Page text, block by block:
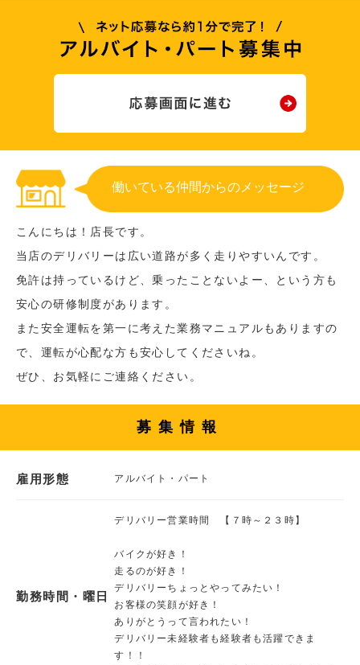
働いている仲間からのメッセージ
こんにちは！店長です。
当店のデリバリーは広い道路が多く走りやすいんです。
免許は持っているけど、乗ったことないよー、という方も
安心の研修制度があります。
また安全運転を第一に考えた業務マニュアルもありますの
で、運転が心配な方も安心してくださいね。
ぜひ、お気軽にご連絡ください。
募集情報
雇用形態 アルバイト・パート
勤務時間・曜日
デリバリー営業時間 【７時～２３時】
バイクが好き！
走るのが好き！
デリバリーちょっとやってみたい！
お客様の笑顔が好き！
ありがとうって言われたい！
デリバリー未経験者も経験者も活躍できま
す！！